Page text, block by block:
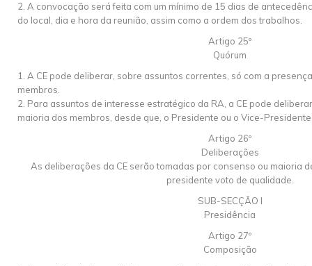
2. A convocação será feita com um mínimo de 15 dias de
do local, dia e hora da reunião, assim como a ordem dos trabalhos.
Artigo 25º
Quórum
1. A CE pode deliberar, sobre assuntos correntes, só com a
membros.
2. Para assuntos de interesse estratégico da RA, a CE pode
maioria dos membros, desde que, o Presidente ou o Vice-
Artigo 26º
Deliberações
As deliberações da CE serão tomadas por consenso ou maioria
presidente voto de qualidade.
SUB-SECÇÃO I
Presidência
Artigo 27º
Composição